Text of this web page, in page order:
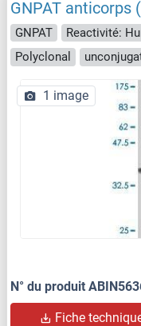
GNPAT anticorps
GNPAT Reactivité:
Polyclonal
1 image
N° du produit
Fiche